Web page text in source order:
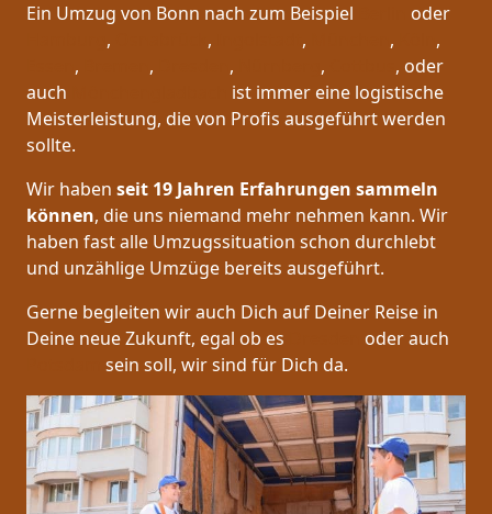
Ein Umzug von Bonn nach zum Beispiel
oder
, , , ,
,
, , , ,
, oder
auch
ist immer eine logistische
Meisterleistung, die von Profis ausgeführt werden
sollte.
Wir haben seit 19 Jahren Erfahrungen sammeln
können, die uns niemand mehr nehmen kann. Wir
haben fast alle Umzugssituation schon durchlebt
und unzählige Umzüge bereits ausgeführt.
Gerne begleiten wir auch Dich auf Deiner Reise in
Deine neue Zukunft, egal ob es
oder auch
sein soll, wir sind für Dich da.